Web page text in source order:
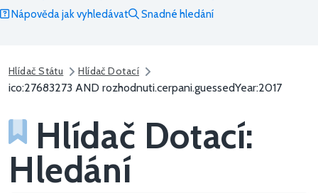
Nápověda jak vyhledávat
Snadné hledání
Hlídač Státu Hlídač Dotací
ico:27683273 AND rozhodnuti.cerpani.guessedYear:2017
Hlídač Dotací:
Hledání